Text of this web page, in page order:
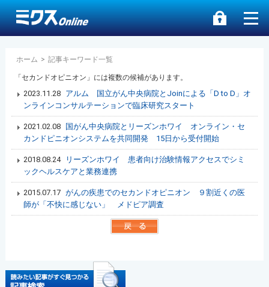
ホーム > 記事キーワード一覧
「セカンドオピニオン」には複数の候補があります。
2023.11.28
アルム 国立がん中央病院とJoinによる「D to D」オ
ンラインコンサルテーションで臨床研究スタート
2021.02.08
国がん中央病院とリーズンホワイ オンライン・セ
カンドピニオンシステムを共同開発 15日から受付開始
2018.08.24
リーズンホワイ 患者向け治験情報アクセスでシミ
ックヘルスケアと業務連携
2015.07.17 がんの疾患でのセカンドオピニオン ９割近くの医
師が「不快に感じない」 メドピア調査